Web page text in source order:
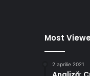
Most
2 aprilie 2021